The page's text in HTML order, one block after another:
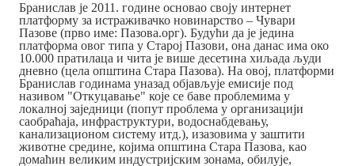
Бранислав је 2011. године основао своју интернет
платформу за истраживачко новинарство – Чувари
Пазове (прво име: Пазова.орг). Будући да је једина
платформа овог типа у Старој Пазови, она данас има око
10.000 пратилаца и чита је више десетина хиљада људи
дневно (цела општина Стара Пазова). На овој, платформи
Бранислав годинама уназад објављује емисије под
називом "Откуцавање" које се баве проблемима у
локалној заједници (попут проблема у организацији
саобраћаја, инфраструктури, водоснабдевању,
канализационом систему итд.), изазовима у заштити
животне средине, којима општина Стара Пазова, као
домаћин великим индустријским зонама, обилује,